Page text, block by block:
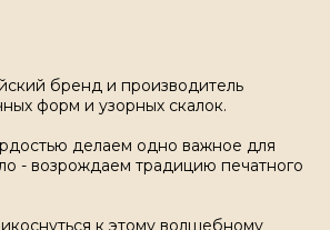
бренд и производитель
форм и узорных скалок.
делаем одно важное для
- возрождаем традицию печатного
к этому волшебному